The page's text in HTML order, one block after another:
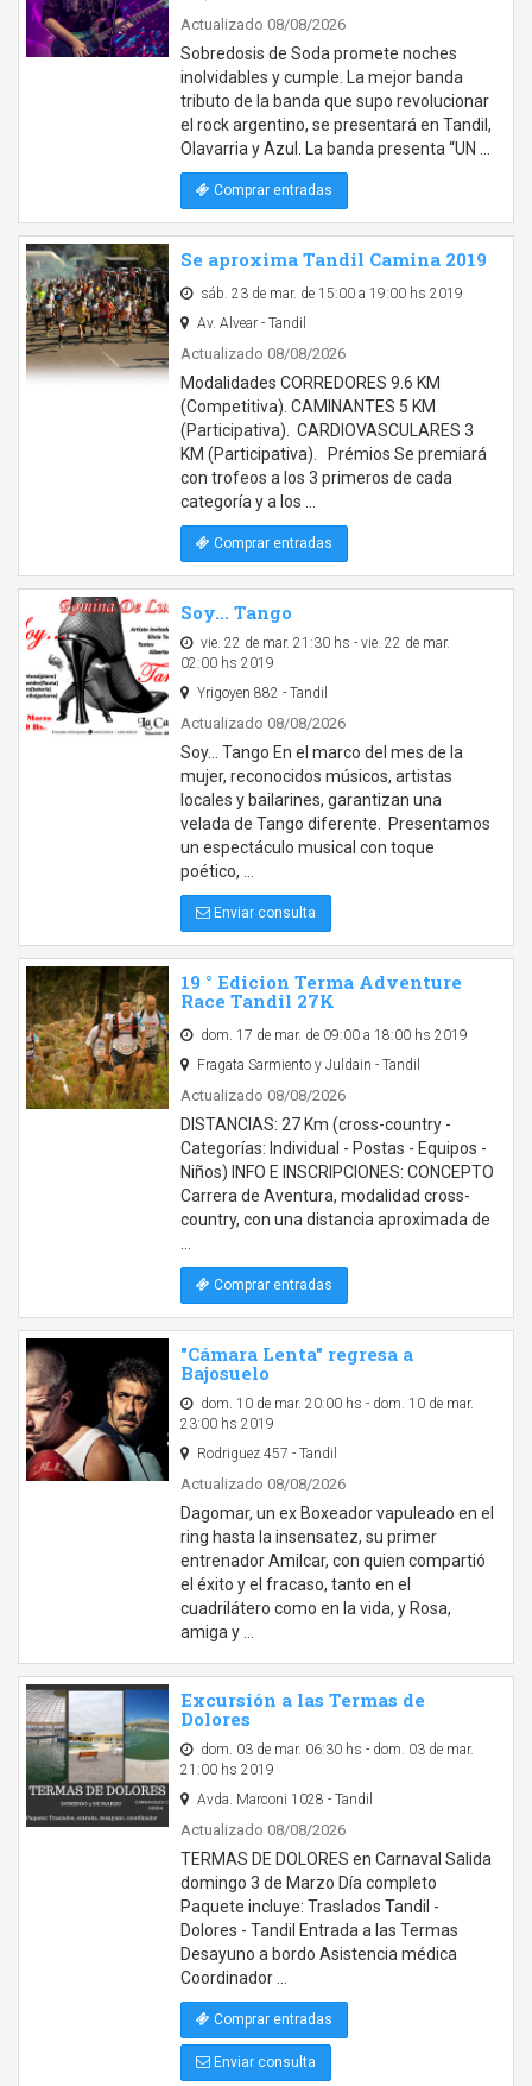
Actualizado 08/08/2026
Sobredosis de Soda promete noches
inolvidables y cumple. La mejor banda
tributo de la banda que supo revolucionar
el rock argentino, se presentará en Tandil,
Olavarria y Azul. La banda presenta “UN …
Comprar entradas
Se aproxima Tandil Camina 2019
sáb. 23 de mar. de 15:00 a 19:00 hs 2019
Av. Alvear - Tandil
Actualizado 08/08/2026
Modalidades CORREDORES 9.6 KM
(Competitiva). CAMINANTES 5 KM
(Participativa). CARDIOVASCULARES 3
KM (Participativa). Prémios Se premiará
con trofeos a los 3 primeros de cada
categoría y a los …
Comprar entradas
Soy... Tango
vie. 22 de mar. 21:30 hs - vie. 22 de mar.
02:00 hs 2019
Yrigoyen 882 - Tandil
Actualizado 08/08/2026
Soy... Tango En el marco del mes de la
mujer, reconocidos músicos, artistas
locales y bailarines, garantizan una
velada de Tango diferente. Presentamos
un espectáculo musical con toque
poético, …
Enviar consulta
19 ° Edicion Terma Adventure
Race Tandil 27K
dom. 17 de mar. de 09:00 a 18:00 hs 2019
Fragata Sarmiento y Juldain - Tandil
Actualizado 08/08/2026
DISTANCIAS: 27 Km (cross-country -
Categorías: Individual - Postas - Equipos -
Niños) INFO E INSCRIPCIONES: CONCEPTO
Carrera de Aventura, modalidad cross-
country, con una distancia aproximada de
Comprar entradas
"Cámara Lenta" regresa a
Bajosuelo
dom. 10 de mar. 20:00 hs - dom. 10 de mar.
23:00 hs 2019
Rodriguez 457 - Tandil
Actualizado 08/08/2026
Dagomar, un ex Boxeador vapuleado en el
ring hasta la insensatez, su primer
entrenador Amilcar, con quien compartió
el éxito y el fracaso, tanto en el
cuadrilátero como en la vida, y Rosa,
amiga y …
Excursión a las Termas de
Dolores
dom. 03 de mar. 06:30 hs - dom. 03 de mar.
21:00 hs 2019
Avda. Marconi 1028 - Tandil
Actualizado 08/08/2026
TERMAS DE DOLORES en Carnaval Salida
domingo 3 de Marzo Día completo
Paquete incluye: Traslados Tandil -
Dolores - Tandil Entrada a las Termas
Desayuno a bordo Asistencia médica
Coordinador …
Comprar entradas
Enviar consulta